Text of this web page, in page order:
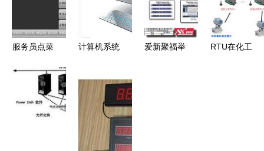
见坑（附完
整电脑系统
服务指南）
决
供有力支撑
服务员点菜
下载、安装
与使用指南
（2017
计算机系统
脑核心构造
不可不知的
关键部件
爱新聚福举
RTU在化工